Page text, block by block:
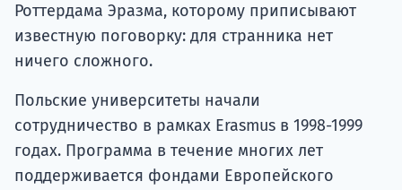
Роттердама Эразма, которому приписывают
известную поговорку: для странника нет
ничего сложного.
Польские университеты начали
сотрудничество в рамках Erasmus в 1998-1999
годах. Программа в течение многих лет
поддерживается фондами Европейского